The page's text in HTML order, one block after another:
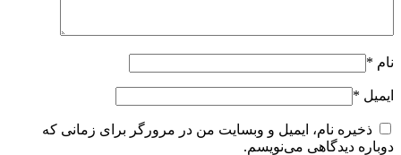
نام *
ایمیل *
ذخیره نام، ایمیل و وبسایت من در مرورگر برای زمانی که
دوباره دیدگاهی می‌نویسم.